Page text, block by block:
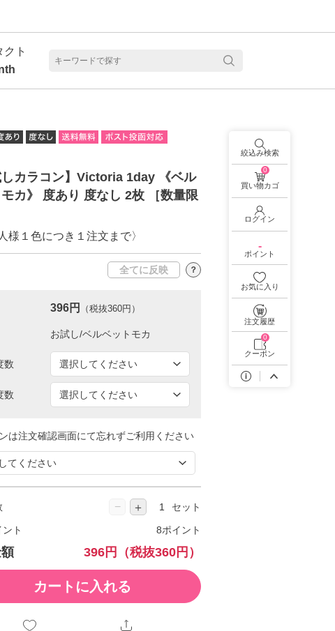
しカラコン】Victoria 1day 《ベル
カ》 度あり 度なし 2枚 ［数量限
様１色につき１注文まで〉
全てに反映 ？
396円 （税抜360円）
数
数
は注文確認画面にて忘れずご利用ください
− ＋ セット
ト 8ポイント
396円 （税抜360円）
カートに入れる
ト
絞込み検索
0
買い物カゴ
ログイン
-
ポイント
お気に入り
注文履歴
0
クーポン
見る
乱視用カラコン 1day商品一覧を見る
カラコン・サークルレンズ 2week商品一覧を見る
カラコン・サークルレンズ 1month商品一覧を見る
見る 乱視用カラコン 1day商品一覧を見る
クリアコンタクトレンズ 2week 商品一覧を見る
乱視用カラコン 1day商品一覧を見る
乱視用カラコン 1month商品一覧を見る